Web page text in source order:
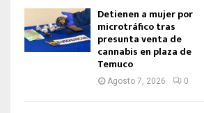
Detienen a mujer por
microtráfico tras
presunta venta de
cannabis en plaza de
Temuco
Agosto 7, 2026 0